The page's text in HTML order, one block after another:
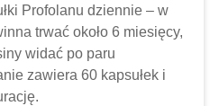
Profolanu dziennie – w
trwać około 6 miesięcy,
widać po paru
zawiera 60 kapsułek i